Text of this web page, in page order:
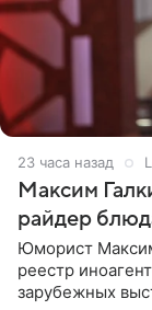
23 часа назад
Максим
райдер
Юморист
реестр
зарубежных